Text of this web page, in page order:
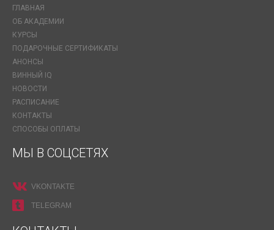
ГЛАВНАЯ
ОБ АКАДЕМИИ
КУРСЫ
ПОДАРОЧНЫЕ СЕРТИФИКАТЫ
АНОНСЫ
ВИННЫЙ IQ
НОВОСТИ
РАСПИСАНИЕ
КОНТАКТЫ
СПОСОБЫ ОПЛАТЫ
МЫ В СОЦСЕТЯХ
VKONTAKTE
TELEGRAM